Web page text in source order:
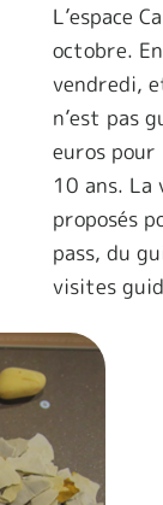
L’espace
octobre.
vendredi,
n’est pas
euros
10 ans.
proposés
pass, du
visites